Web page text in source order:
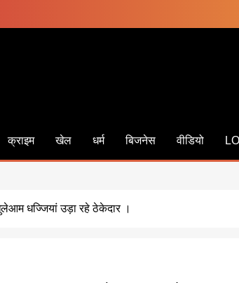
क्राइम खेल धर्म बिजनेस वीडियो
धज्जियां उड़ा रहे ठेकेदार ।